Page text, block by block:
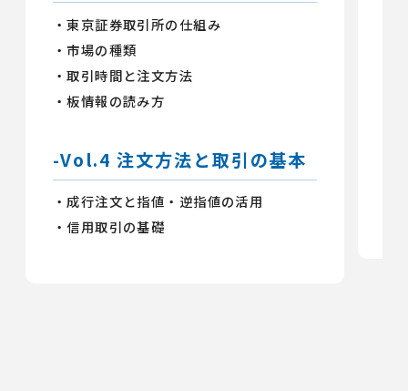
・東京証券取引所の仕組み
・市場の種類
・取引時間と注文方法
・板情報の読み方
-Vol.4 注文方法と取引の基本
・成行注文と指値・逆指値の活用
・信用取引の基礎